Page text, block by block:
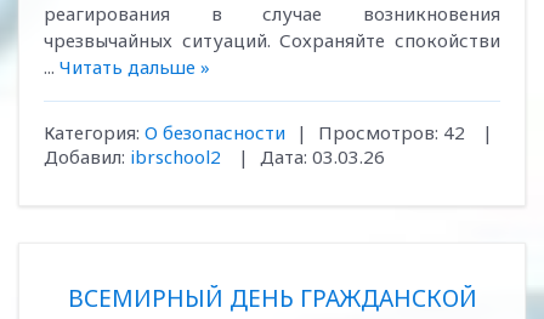
реагирования в случае возникновения
чрезвычайных ситуаций. Сохраняйте спокойстви
... Читать дальше »
Категория: О безопасности | Просмотров: 42
|
Добавил: ibrschool2 | Дата: 03.03.26
ВСЕМИРНЫЙ ДЕНЬ ГРАЖДАНСКОЙ